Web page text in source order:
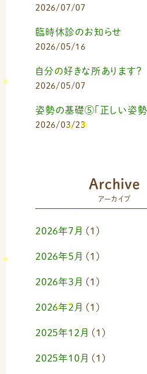
2026/07/07
臨時休診のお知らせ
2026/05/16
自分の好きな所あります？
2026/05/07
2026/03/23
Archive
アーカイブ
2026年7月 (1)
2026年5月 (1)
2026年3月 (1)
2026年2月 (1)
2025年12月 (1)
2025年10月 (1)